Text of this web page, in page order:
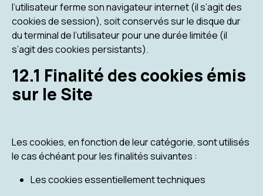
l’utilisateur ferme son navigateur internet (il s’agit des
cookies de session), soit conservés sur le disque dur
du terminal de l’utilisateur pour une durée limitée (il
s’agit des cookies persistants).
12.1 Finalité des cookies émis
sur le Site
Les cookies, en fonction de leur catégorie, sont utilisés
le cas échéant pour les finalités suivantes :
Les cookies essentiellement techniques